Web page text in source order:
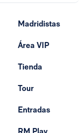
Madridistas
Área VIP
Tienda
Tour
Entradas